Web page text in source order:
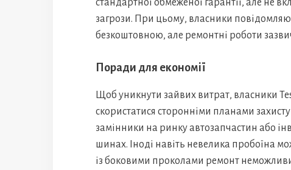
стандартної обмеженої гарантії, але не
загрози. При цьому, власники
безкоштовною, але ремонтні роботи
Поради для економії
Щоб уникнути зайвих витрат, власники
скористатися сторонніми планами
замінники на ринку автозапчастин або
шинах. Іноді навіть невелика пробоїна
із боковими проколами ремонт